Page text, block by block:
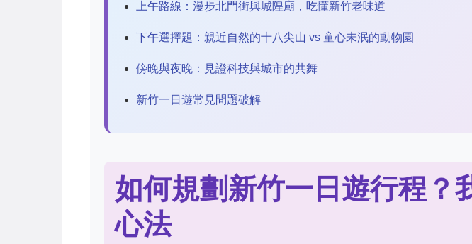
上午路線：漫步北門街與城隍廟，吃懂新竹老味道
下午選擇題：親近自然的十八尖山 vs 童心未泯的動物園
傍晚與夜晚：見證科技與城市的共舞
新竹一日遊常見問題破解
如何規劃新竹一日遊行程？
心法